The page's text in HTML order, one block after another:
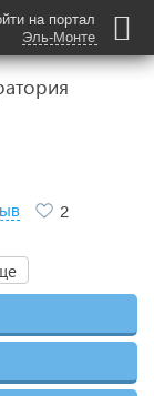
на портал
Эль-Монте
2